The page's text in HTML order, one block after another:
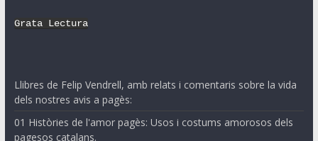
Grata Lectura
Llibres de Felip Vendrell, amb relats i comentaris sobre la vida
dels nostres avis a pagès:
01 Històries de l'amor pagès: Usos i costums amorosos dels
pagesos catalans.